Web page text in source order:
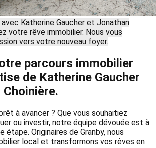
Katherine Gaucher et Jonathan
votre rêve immobilier. Nous vous
vers votre nouveau foyer.
parcours immobilier
de Katherine Gaucher
à avancer ? Que vous souhaitiez
ou investir, notre équipe dévouée est à
étape. Originaires de Granby, nous
local et transformons vos rêves en